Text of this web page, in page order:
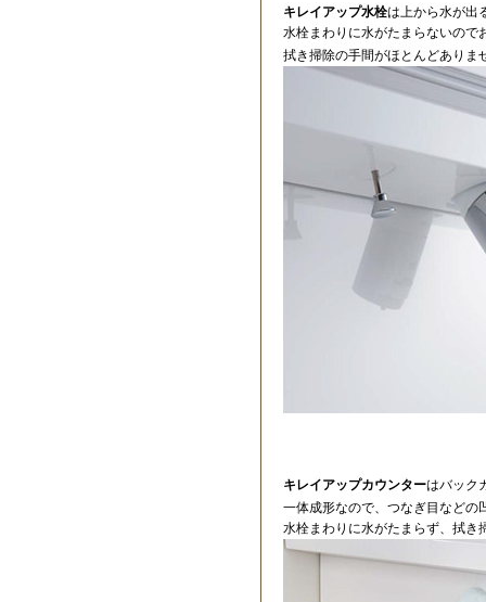
キレイアップ水栓は上から水が出
水栓まわりに水がたまらないので
拭き掃除の手間がほとんどありま
キレイアップカウンターはバック
一体成形なので、つなぎ目などの
水栓まわりに水がたまらず、拭き